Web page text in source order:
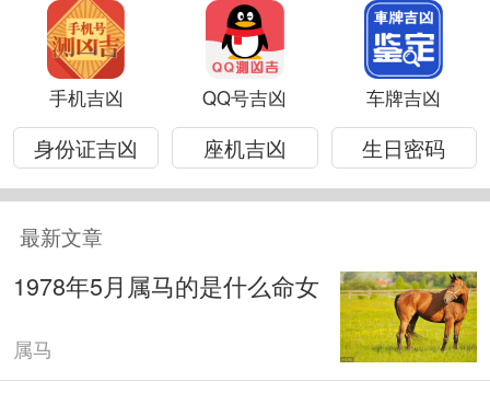
手机吉凶 QQ号吉凶 车牌吉凶
身份证吉凶 座机吉凶 生日密码
最新文章
1978年5月属马的是什么命女
属马